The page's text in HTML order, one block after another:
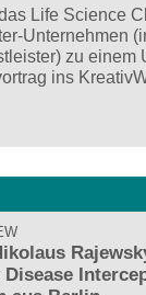
Life Science
Unternehmen
zu einem
ins